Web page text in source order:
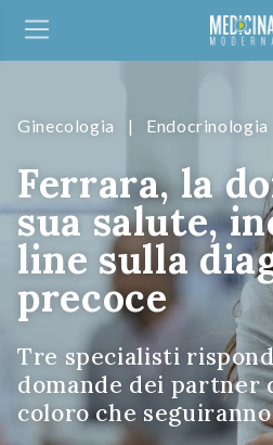
Ginecologia | Endocrinologia
Ferrara, la
sua salute,
line sulla
precoce
Tre specialisti
domande dei partner
coloro che